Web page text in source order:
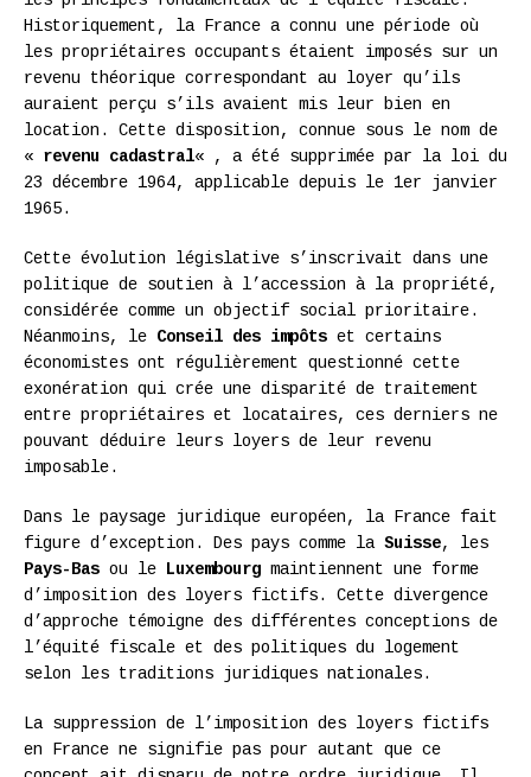
Historiquement, la France a connu une période où
les propriétaires occupants étaient imposés sur un
revenu théorique correspondant au loyer qu’ils
auraient perçu s’ils avaient mis leur bien en
location. Cette disposition, connue sous le nom de
« revenu cadastral« , a été supprimée par la loi du
23 décembre 1964, applicable depuis le 1er janvier
1965.
Cette évolution législative s’inscrivait dans une
politique de soutien à l’accession à la propriété,
considérée comme un objectif social prioritaire.
Néanmoins, le Conseil des impôts et certains
économistes ont régulièrement questionné cette
exonération qui crée une disparité de traitement
entre propriétaires et locataires, ces derniers ne
pouvant déduire leurs loyers de leur revenu
imposable.
Dans le paysage juridique européen, la France fait
figure d’exception. Des pays comme la Suisse, les
Pays-Bas ou le Luxembourg maintiennent une forme
d’imposition des loyers fictifs. Cette divergence
d’approche témoigne des différentes conceptions de
l’équité fiscale et des politiques du logement
selon les traditions juridiques nationales.
La suppression de l’imposition des loyers fictifs
en France ne signifie pas pour autant que ce